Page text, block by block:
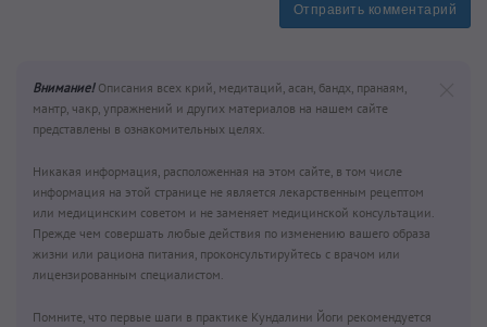
Отправить комментарий
Внимание!Описания всех крий, медитаций, асан, бандх, пранаям,
мантр, чакр, упражнений и других материалов на нашем сайте
представлены в ознакомительных целях.
Никакая информация, расположенная на этом сайте, в том числе
информация на этой странице не является лекарственным рецептом
или медицинским советом и не заменяет медицинской консультации.
Прежде чем совершать любые действия по изменению вашего образа
жизни или рациона питания, проконсультируйтесь с врачом или
лицензированным специалистом.
Помните, что первые шаги в практике Кундалини Йоги рекомендуется